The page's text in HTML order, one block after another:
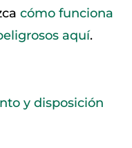
cómo funciona
aquí.
y disposición